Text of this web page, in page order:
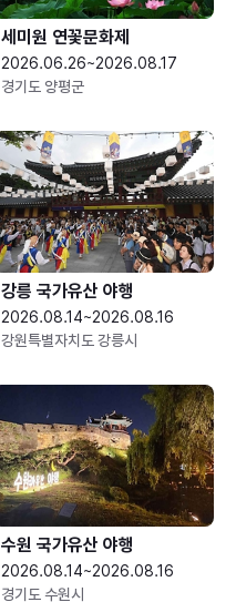
세미원 연꽃문화제
2026.06.26~2026.08.17
경기도 양평군
강릉 국가유산 야행
2026.08.14~2026.08.16
강원특별자치도 강릉시
수원 국가유산 야행
2026.08.14~2026.08.16
경기도 수원시